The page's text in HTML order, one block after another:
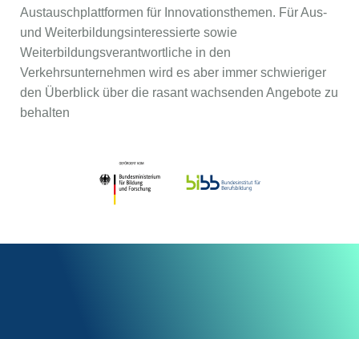
Austauschplattformen für Innovationsthemen. Für Aus-
und Weiterbildungsinteressierte sowie
Weiterbildungsverantwortliche in den
Verkehrsunternehmen wird es aber immer schwieriger
den Überblick über die rasant wachsenden Angebote zu
behalten